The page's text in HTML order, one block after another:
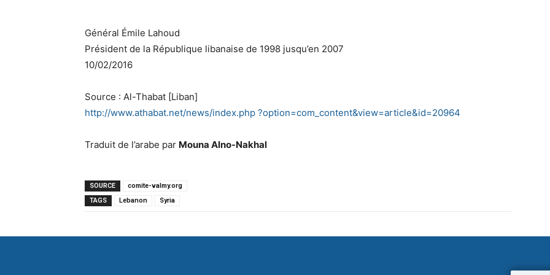
Général Émile Lahoud
Président de la République libanaise de 1998 jusqu’en 2007
10/02/2016
Source : Al-Thabat [Liban]
http://www.athabat.net/news/index.php ?option=com_content&view=article&id=20964
Traduit de l’arabe par Mouna Alno-Nakhal
SOURCE
comite-valmy.org
TAGS
Lebanon Syria